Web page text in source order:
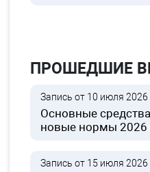
ПРОШЕДШИЕ
Запись от 10 июля 2026
Основные
новые нормы 2026
Запись от 15 июля 2026